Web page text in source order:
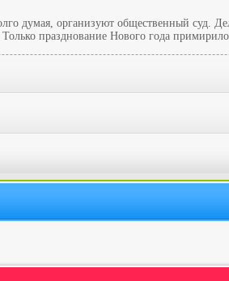
думая, организуют общественный суд.
празднование Нового года